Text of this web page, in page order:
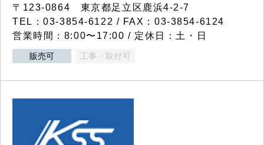
〒123-0864 東京都足立区鹿浜4-2-7
TEL：03-3854-6122 / FAX：03-3854-6124
営業時間：8:00〜17:00 / 定休日：土・日
販売可 工事・取付可